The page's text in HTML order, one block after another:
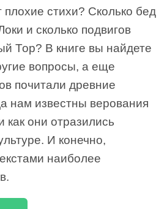
стихи? Сколько бед
и сколько подвигов
Тор? В книге вы найдете
вопросы, а еще
почитали древние
нам известны верования
как они отразились
И конечно,
наиболее